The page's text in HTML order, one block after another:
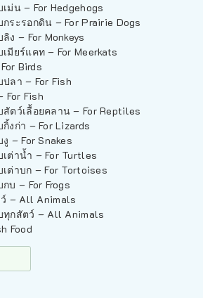
ม่น – For Hedgehogs
กระรอกดิน – For Prairie Dogs
ง – For Monkeys
มียร์แคท – For Meerkats
Birds
ปลา – For Fish
For Fish
สัตว์เลื้อยคลาน – For Reptiles
งก่า – For Lizards
– For Snakes
เต่าน้ำ – For Turtles
เต่าบก – For Tortoises
บ – For Frogs
– All Animals
ทุกสัตว์ – All Animals
Food